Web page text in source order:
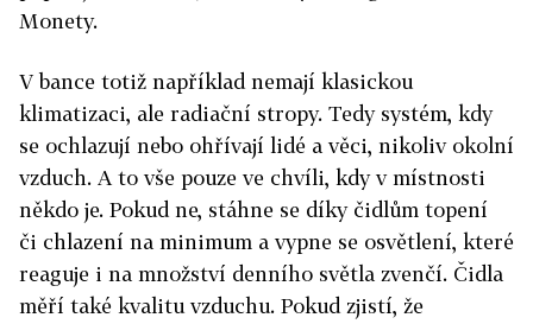
Monety.
V bance totiž například nemají klasickou
klimatizaci, ale radiační stropy. Tedy systém, kdy
se ochlazují nebo ohřívají lidé a věci, nikoliv okolní
vzduch. A to vše pouze ve chvíli, kdy v místnosti
někdo je. Pokud ne, stáhne se díky čidlům topení
či chlazení na minimum a vypne se osvětlení, které
reaguje i na množství denního světla zvenčí. Čidla
měří také kvalitu vzduchu. Pokud zjistí, že